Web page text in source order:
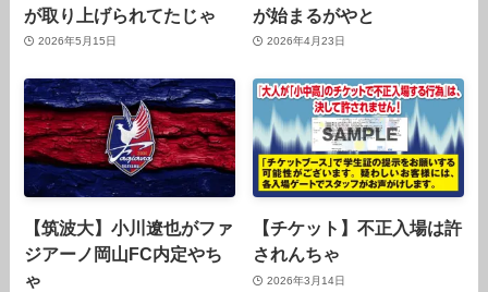
が取り上げられてたじゃ
2026年5月15日
が始まるがやと
2026年4月23日
【筑波大】小川遼也がファ
ジアーノ岡山FC内定やち
ゃ
【チケット】不正入場は許
されんちゃ
2026年3月14日